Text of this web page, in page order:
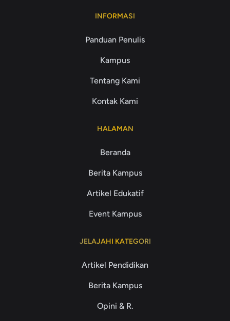
INFORMASI
Panduan Penulis
Kampus
Tentang Kami
Kontak Kami
HALAMAN
Beranda
Berita Kampus
Artikel Edukatif
Event Kampus
JELAJAHI KATEGORI
Artikel Pendidikan
Berita Kampus
Opini & R.